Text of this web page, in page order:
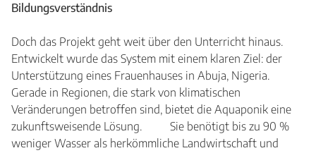
Bildungsverständnis
Doch das Projekt geht weit über den Unterricht hinaus.
Entwickelt wurde das System mit einem klaren Ziel: der
Unterstützung eines Frauenhauses in Abuja, Nigeria.
Gerade in Regionen, die stark von klimatischen
Veränderungen betroffen sind, bietet die Aquaponik eine
zukunftsweisende Lösung. Sie benötigt bis zu 90 %
weniger Wasser als herkömmliche Landwirtschaft und